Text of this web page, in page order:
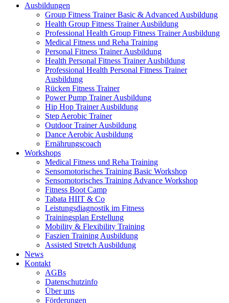
Ausbildungen
Group Fitness Trainer Basic & Advanced Ausbildung
Health Group Fitness Trainer Ausbildung
Professional Health Group Fitness Trainer Ausbildung
Medical Fitness und Reha Training
Personal Fitness Trainer Ausbildung
Health Personal Fitness Trainer Ausbildung
Professional Health Personal Fitness Trainer
Ausbildung
Rücken Fitness Trainer
Power Pump Trainer Ausbildung
Hip Hop Trainer Ausbildung
Step Aerobic Trainer
Outdoor Trainer Ausbildung
Dance Aerobic Ausbildung
Ernährungscoach
Workshops
Medical Fitness und Reha Training
Sensomotorisches Training Basic Workshop
Sensomotorisches Training Advance Workshop
Fitness Boot Camp
Tabata HIIT & Co
Leistungsdiagnostik im Fitness
Trainingsplan Erstellung
Mobility & Flexibility Training
Faszien Training Ausbildung
Assisted Stretch Ausbildung
News
Kontakt
AGBs
Datenschutzinfo
Über uns
Förderungen